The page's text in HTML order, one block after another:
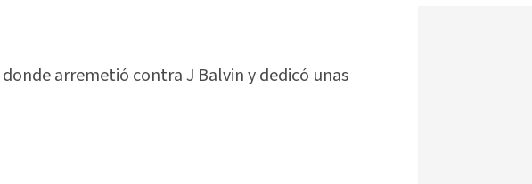
arremetió contra J Balvin y dedicó unas